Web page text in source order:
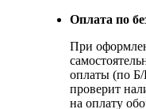
Оплата по
При
оплаты (по Б/
проверит
на оплату